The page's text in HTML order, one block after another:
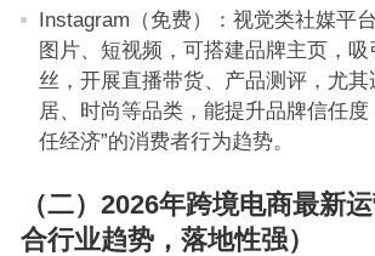
Instagram（免费）：视觉类社媒平
图片、短视频，可搭建品牌主页，
丝，开展直播带货、产品测评，尤其
居、时尚等品类，能提升品牌信任度
任经济”的消费者行为趋势。
（二）2026年跨境电商最新
合行业趋势，落地性强）